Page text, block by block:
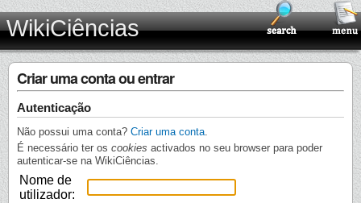
WikiCiências
Criar uma conta ou entrar
Autenticação
Não possui uma conta? Criar uma conta
É necessário ter os cookies activados no seu browser para poder
autenticar-se na WikiCiências.
Nome de
utilizador: